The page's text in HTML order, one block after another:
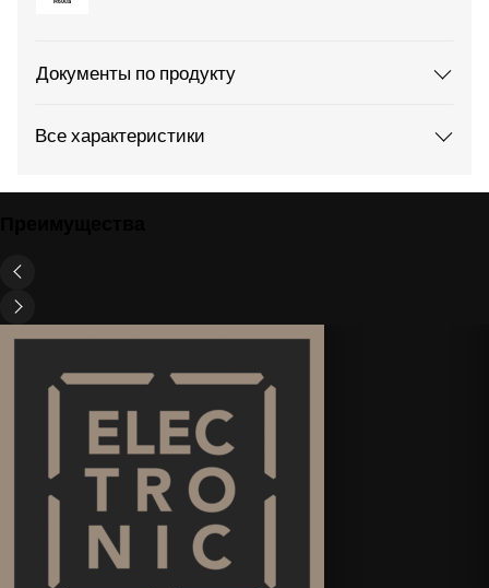
Документы по продукту
Все характеристики